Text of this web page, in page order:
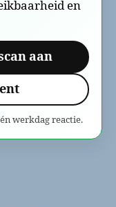
en
aan
werkdag reactie.